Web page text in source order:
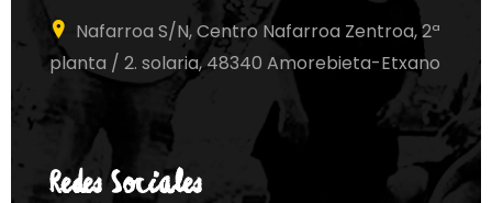
Nafarroa S/N, Centro Nafarroa Zentroa, 2ª
planta / 2. solaria, 48340 Amorebieta-Etxano
Redes Sociales